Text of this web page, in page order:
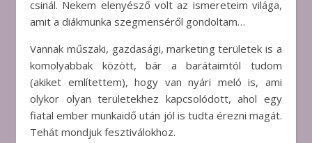
csinál. Nekem elenyésző volt az ismereteim világa,
amit a diákmunka szegmenséről gondoltam…
Vannak műszaki, gazdasági, marketing területek is a
komolyabbak között, bár a barátaimtól tudom
(akiket említettem), hogy van nyári meló is, ami
olykor olyan területekhez kapcsolódott, ahol egy
fiatal ember munkaidő után jól is tudta érezni magát.
Tehát mondjuk fesztiválokhoz.